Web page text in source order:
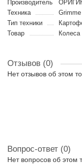
Производитель
Техника
Тип техники
Товар
Колеса
Отзывов (0)
Нет отзывов об этом
Вопрос-ответ (0)
Нет вопросов об этом